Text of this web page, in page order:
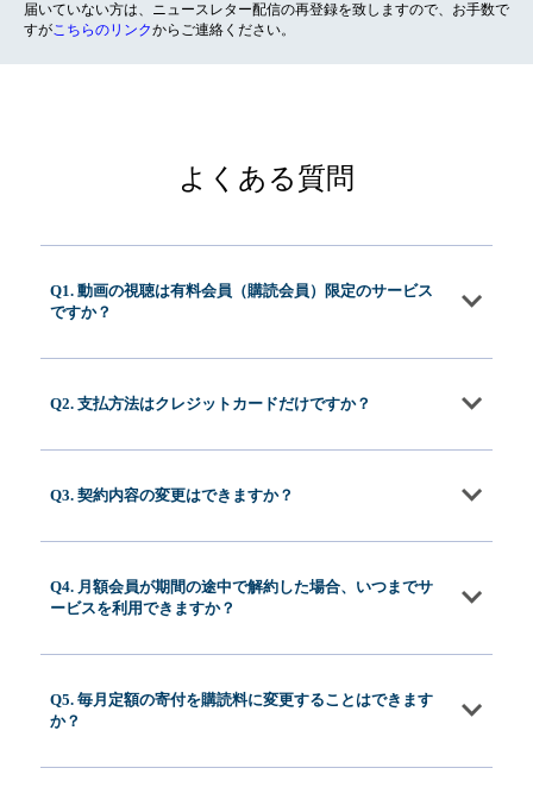
届いていない方は、ニュースレター配信の再登録を致しますので、お手数で
すがこちらのリンクからご連絡ください。
よくある質問
Q1. 動画の視聴は有料会員（購読会員）限定のサービス
ですか？
Q2. 支払方法はクレジットカードだけですか？
Q3. 契約内容の変更はできますか？
Q4. 月額会員が期間の途中で解約した場合、いつまでサ
ービスを利用できますか？
Q5. 毎月定額の寄付を購読料に変更することはできます
か？